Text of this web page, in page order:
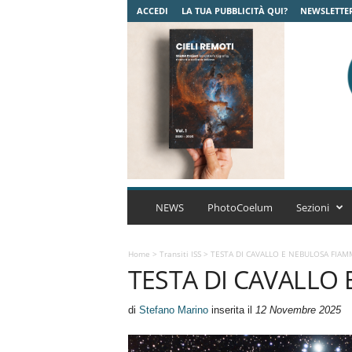
ACCEDI LA TUA PUBBLICITÀ QUI?
C
u
m
A
r
NEWS PhotoCoelum Sezioni
Home > Transiti ISS> TESTA DI CAVALLO E NEBULOSA
TESTA DI
di Stefano Marinoinserita il 12 Novembre 2025